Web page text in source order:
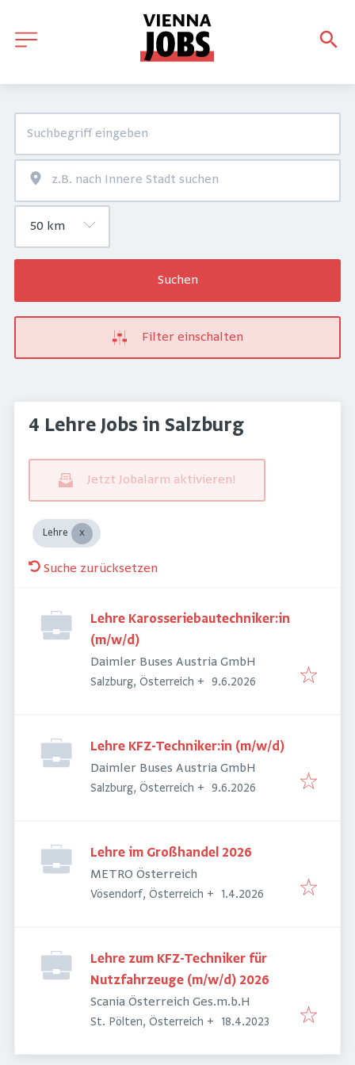
Suchen
Filter einschalten
4 Lehre Jobs in Salzburg
Jetzt Jobalarm aktivieren!
Lehre
Suche zurücksetzen
Lehre Karosseriebautechniker:in
(m/w/d)
Daimler Buses Austria GmbH
Salzburg, Österreich + Veröffentlicht
9.6.2026
Lehre KFZ-Techniker:in (m/w/d)
Daimler Buses Austria GmbH
Salzburg, Österreich + Veröffentlicht
9.6.2026
Lehre im Großhandel 2026
METRO Österreich
Vösendorf, Österreich + Veröffentlicht
1.4.2026
Lehre zum KFZ-Techniker für
Nutzfahrzeuge (m/w/d) 2026
Scania Österreich Ges.m.b.H
St. Pölten, Österreich + Veröffentlicht
18.4.2023